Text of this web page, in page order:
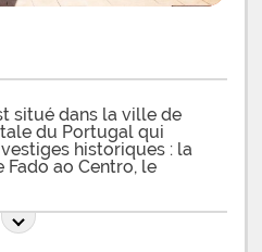
situé dans la ville de
du Portugal qui
historiques : la
Fado ao Centro, le